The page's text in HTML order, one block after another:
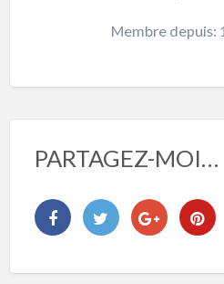
Membre depuis:
PARTAGEZ-MOI…